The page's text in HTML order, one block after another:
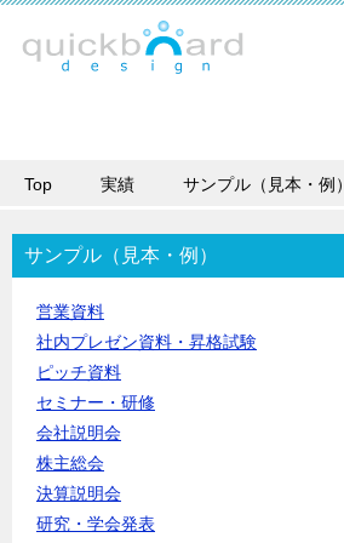
Top 実績 サンプル（見本・例）
サンプル（見本・例）
営業資料
社内プレゼン資料・昇格試験
ピッチ資料
セミナー・研修
会社説明会
株主総会
決算説明会
研究・学会発表